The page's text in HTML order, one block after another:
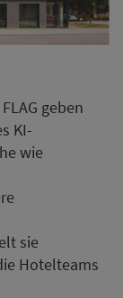
geben
KI-
wie
sie
Hotelteams